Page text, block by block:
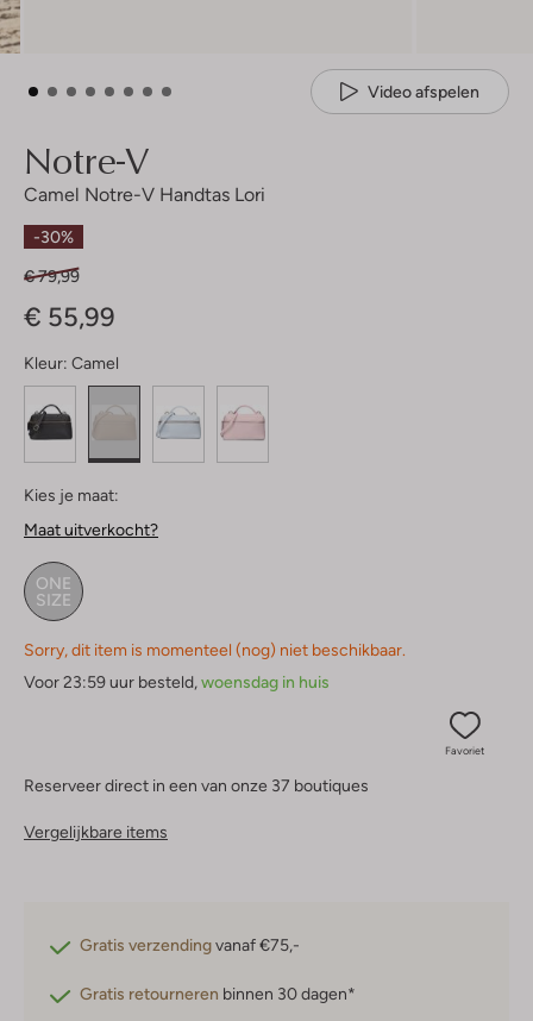
Video afspelen
Notre-V
Camel Notre-V Handtas Lori
-30%
€ 79,99
€ 55,99
Kleur: Camel
Kies je maat:
Maat uitverkocht?
ONE
SIZE
Sorry, dit item is momenteel (nog) niet beschikbaar.
Voor 23:59 uur besteld,woensdag in huis
Favoriet
Reserveer direct in een van onze 37 boutiques
Vergelijkbare items
Gratis verzendingvanaf €75,-
Gratis retourneren binnen 30 dagen*